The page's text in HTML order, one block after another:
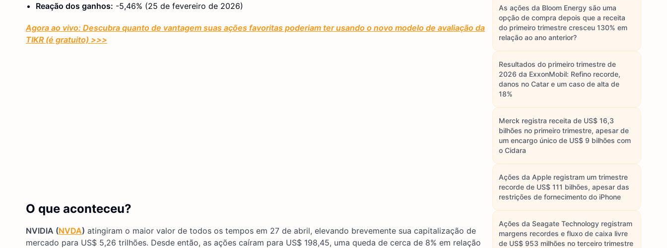
Reação dos ganhos: -5,46% (25 de fevereiro de 2026)
Agora ao vivo: Descubra quanto de vantagem suas ações favoritas poderiam ter usando o novo modelo de avaliação da
TIKR (é gratuito) >>>
O que aconteceu?
NVIDIA (NVDA) atingiram o maior valor de todos os tempos em 27 de abril, elevando brevemente sua capitalização de
mercado para US$ 5,26 trilhões. Desde então, as ações caíram para US$ 198,45, uma queda de cerca de 8% em relação
As ações da Bloom Energy são uma
opção de compra depois que a receita
do primeiro trimestre cresceu 130% em
relação ao ano anterior?
Resultados do primeiro trimestre de
2026 da ExxonMobil: Refino recorde,
danos no Catar e um caso de alta de
18%
Merck registra receita de US$ 16,3
bilhões no primeiro trimestre, apesar de
um encargo único de US$ 9 bilhões com
o Cidara
Ações da Apple registram um trimestre
recorde de US$ 111 bilhões, apesar das
restrições de fornecimento do iPhone
Ações da Seagate Technology registram
margens recordes e fluxo de caixa livre
de US$ 953 milhões no terceiro trimestre